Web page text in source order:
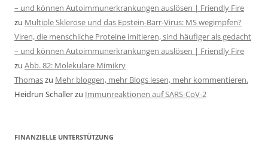
– und können Autoimmunerkrankungen auslösen | Friendly Fire
zu Multiple Sklerose und das Epstein-Barr-Virus: MS wegimpfen?
Viren, die menschliche Proteine imitieren, sind häufiger als gedacht
– und können Autoimmunerkrankungen auslösen | Friendly Fire
zu Abb. 82: Molekulare Mimikry
Thomaszu Mehr bloggen, mehr Blogs lesen, mehr kommentieren.
Heidrun Schallerzu Immunreaktionen auf SARS-CoV-2
FINANZIELLE UNTERSTÜTZUNG